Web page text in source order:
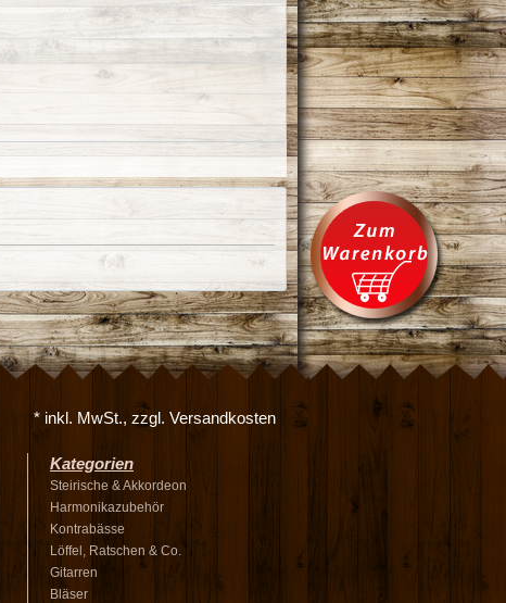
* inkl. MwSt., zzgl. Versandkosten
Kategorien
Steirische & Akkordeon
Harmonikazubehör
Kontrabässe
Löffel, Ratschen & Co.
Gitarren
Bläser